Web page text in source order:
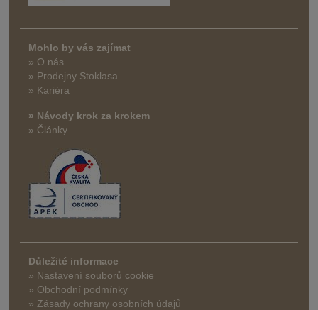
Mohlo by vás zajímat
» O nás
» Prodejny Stoklasa
» Kariéra
» Návody krok za krokem
» Články
Důležité informace
» Nastavení souborů cookie
» Obchodní podmínky
» Zásady ochrany osobních údajů